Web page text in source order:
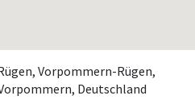
Vorpommern-Rügen,
Deutschland